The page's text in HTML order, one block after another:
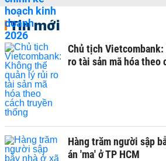
Tin mới
Chủ tịch
ro tài sản mã hóa theo
Hàng trăm người sập
án 'ma' ở TP HCM